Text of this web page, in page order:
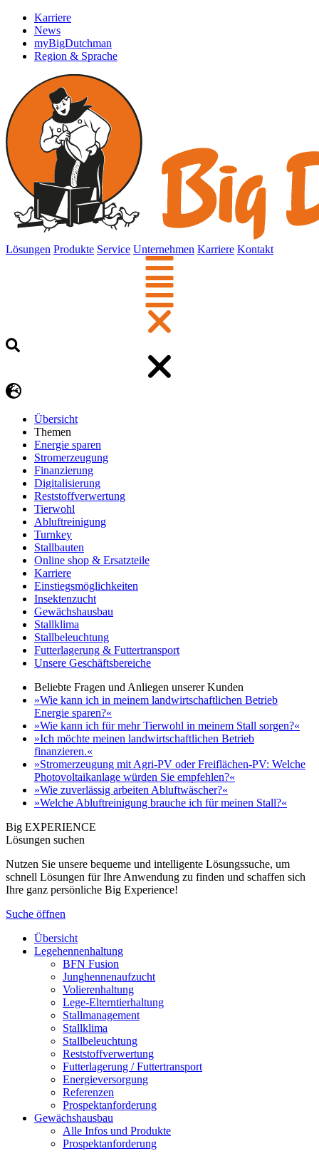
Karriere
News
myBigDutchman
Region & Sprache
Lösungen Produkte Service Unternehmen Karriere Kontakt
Übersicht
Themen
Energie sparen
Stromerzeugung
Finanzierung
Digitalisierung
Reststoffverwertung
Tierwohl
Abluftreinigung
Turnkey
Stallbauten
Online shop & Ersatzteile
Karriere
Einstiegsmöglichkeiten
Insektenzucht
Gewächshausbau
Stallklima
Stallbeleuchtung
Futterlagerung & Futtertransport
Unsere Geschäftsbereiche
Beliebte Fragen und Anliegen unserer Kunden
»Wie kann ich in meinem landwirtschaftlichen Betrieb
Energie sparen?«
»Wie kann ich für mehr Tierwohl in meinem Stall sorgen?«
»Ich möchte meinen landwirtschaftlichen Betrieb
finanzieren.«
»Stromerzeugung mit Agri-PV oder Freiflächen-PV: Welche
Photovoltaikanlage würden Sie empfehlen?«
»Wie zuverlässig arbeiten Abluftwäscher?«
»Welche Abluftreinigung brauche ich für meinen Stall?«
Big EXPERIENCE
Lösungen suchen
Nutzen Sie unsere bequeme und intelligente Lösungssuche, um
schnell Lösungen für Ihre Anwendung zu finden und schaffen sich
Ihre ganz persönliche Big Experience!
Suche öffnen
Übersicht
Legehennenhaltung
BFN Fusion
Junghennenaufzucht
Volierenhaltung
Lege-Elterntierhaltung
Stallmanagement
Stallklima
Stallbeleuchtung
Reststoffverwertung
Futterlagerung / Futtertransport
Energieversorgung
Referenzen
Prospektanforderung
Gewächshausbau
Alle Infos und Produkte
Prospektanforderung